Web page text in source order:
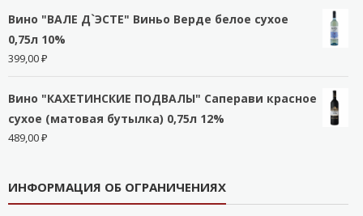
Вино "ВАЛЕ Д`ЭСТЕ" Виньо Верде белое сухое
0,75л 10%
399,00₽
Вино "КАХЕТИНСКИЕ ПОДВАЛЫ" Саперави красное
сухое (матовая бутылка) 0,75л 12%
489,00₽
ИНФОРМАЦИЯ ОБ ОГРАНИЧЕНИЯХ